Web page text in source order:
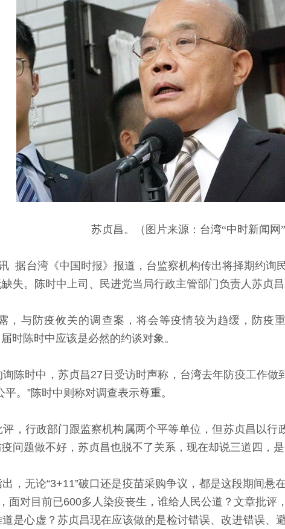
苏贞昌。（图片来源：台湾“中时新闻网”
台湾《中国时报》报道，台监察机构传出将择期约询
失。陈时中上司、民进党当局行政主管部门负责人苏贞昌
与防疫攸关的调查案，将会等疫情较为趋缓，防疫
时陈时中应该是必然的约谈对象。
时中，苏贞昌27日受访时声称，台湾去年防疫工作做
。”陈时中则称对调查表示尊重。
行政部门跟监察机构属两个平等单位，但苏贞昌以行
问题做不好，苏贞昌也脱不了关系，现在却说三道四，
无论“3+11”破口还是疫苗采购争议，都是这段期间悬
面对目前已600多人染疫丧生，谁给人民公道？文章批
是心虚？苏贞昌现在应该做的是检讨错误、改进错误、